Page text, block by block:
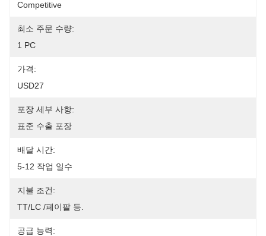
Competitive
최소 주문 수량:
1 PC
가격:
USD27
포장 세부 사항:
표준 수출 포장
배달 시간:
5-12 작업 일수
지불 조건:
TT/LC /페이팔 등.
공급 능력: